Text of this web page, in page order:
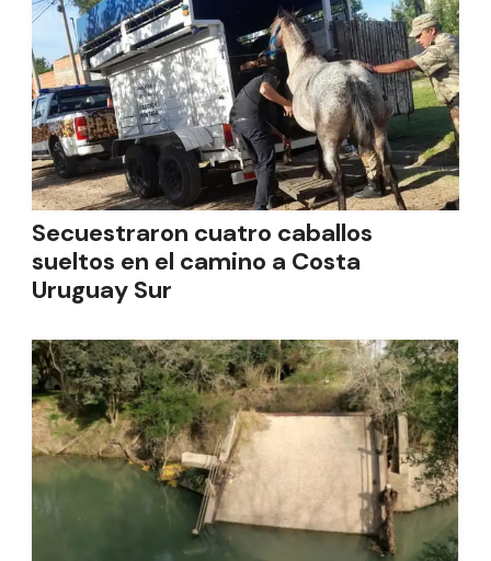
Secuestraron cuatro caballos
sueltos en el camino a Costa
Uruguay Sur